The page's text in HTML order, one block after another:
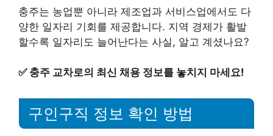
충주는 농업뿐 아니라 제조업과 서비스업에서도 다
양한 일자리 기회를 제공합니다. 지역 경제가 활발
할수록 일자리도 늘어난다는 사실, 알고 계셨나요?
✅ 충주 교차로의 최신 채용 정보를 놓치지 마세요!
구인구직 정보 확인 방법